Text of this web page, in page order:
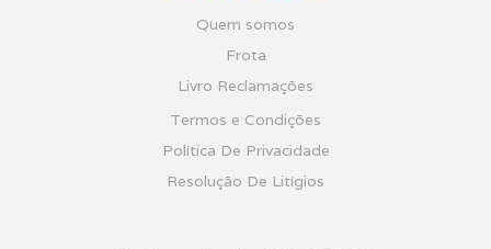
Quem somos
Frota
Livro Reclamações
Termos e Condições
Política De Privacidade
Resolução De Litígios